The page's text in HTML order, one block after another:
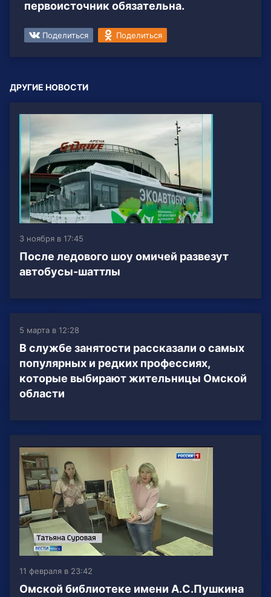
первоисточник обязательна.
Поделиться Поделиться
ДРУГИЕ НОВОСТИ
3 ноября в 17:45
После ледового шоу омичей развезут
автобусы-шаттлы
5 марта в 12:28
В службе занятости рассказали о самых
популярных и редких профессиях,
которые выбирают жительницы Омской
области
11 февраля в 23:42
Омской библиотеке имени А.С.Пушкина